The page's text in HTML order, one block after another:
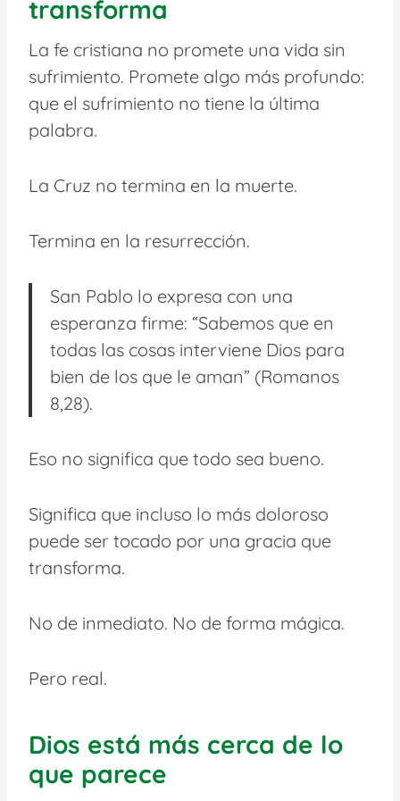
transforma
La fe cristiana no promete una vida sin
sufrimiento. Promete algo más profundo:
que el sufrimiento no tiene la última
palabra.
La Cruz no termina en la muerte.
Termina en la resurrección.
San Pablo lo expresa con una
esperanza firme: “Sabemos que en
todas las cosas interviene Dios para
bien de los que le aman” (Romanos
8,28).
Eso no significa que todo sea bueno.
Significa que incluso lo más doloroso
puede ser tocado por una gracia que
transforma.
No de inmediato. No de forma mágica.
Pero real.
Dios está más cerca de lo
que parece